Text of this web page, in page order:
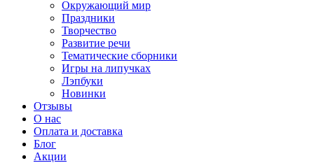
Окружающий мир
Праздники
Творчество
Развитие речи
Тематические сборники
Игры на липучках
Лэпбуки
Новинки
Отзывы
О нас
Оплата и доставка
Блог
Акции